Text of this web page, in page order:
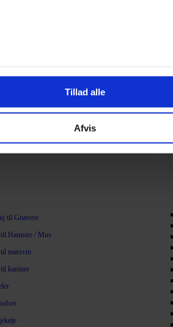
Tillad alle
Afvis
til Gnavere
til Hamster / Mus
til marsvin
til kaniner